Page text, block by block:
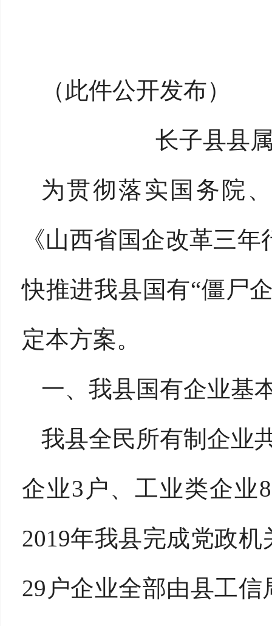
（此件公开发布）
长子县县
为贯彻落实国务院
《山西省国企改革三
快推进我县国有“僵尸
定本方案。
一、我县国有企业基
我县全民所有制企业
企业3户、工业类企业
2019年我县完成党政
29户企业全部由县工